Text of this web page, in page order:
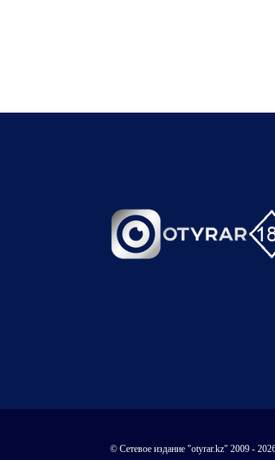
© Сетевое издание "otyrar.kz" 2009 -